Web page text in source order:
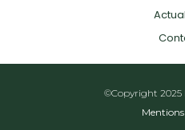
©Copyright